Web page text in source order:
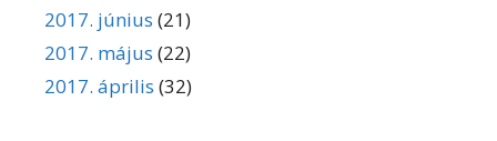
2017. június (21)
2017. május (22)
2017. április (32)